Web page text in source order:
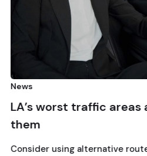
News
LA’s worst traffic
them
Consider using alternative